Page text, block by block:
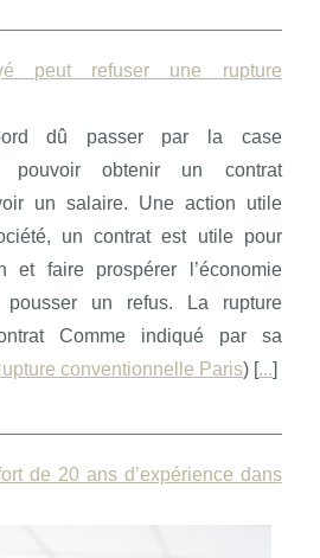
peut refuser une rupture
dû passer par la case
pouvoir obtenir un contrat
un salaire. Une action utile
un contrat est utile pour
et faire prospérer l’économie
pousser un refus. La rupture
Comme indiqué par sa
conventionnelle Paris) [...]
de 20 ans d’expérience dans